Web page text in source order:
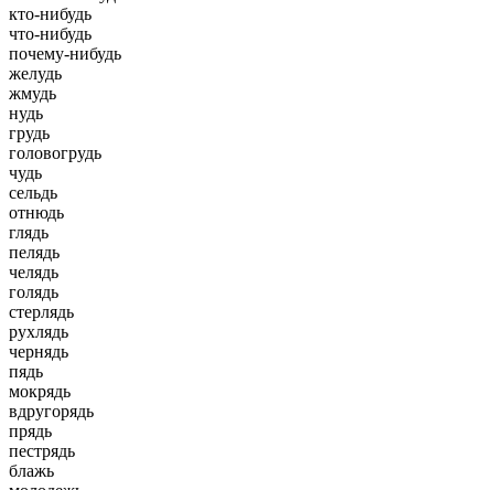
кто-нибудь
что-нибудь
почему-нибудь
желудь
жмудь
нудь
грудь
головогрудь
чудь
сельдь
отнюдь
глядь
пелядь
челядь
голядь
стерлядь
рухлядь
чернядь
пядь
мокрядь
вдругорядь
прядь
пестрядь
блажь